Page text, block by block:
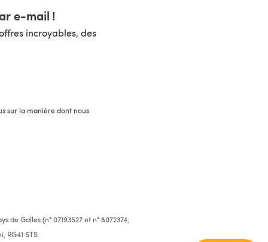
e-mail !
incroyables, des
sur la manière dont nous
Galles (n° 07193527 et n° 8072374,
RG41 5TS.